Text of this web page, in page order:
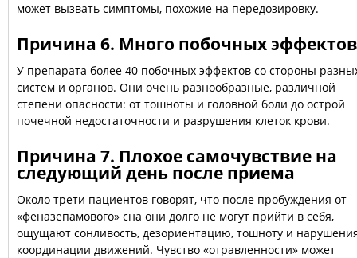
может вызвать симптомы, похожие на передозировку.
Причина 6. Много побочных эффектов
У препарата более 40 побочных эффектов со стороны
систем и органов. Они очень разнообразные, различной
степени опасности: от тошноты и головной боли до острой
почечной недостаточности и разрушения клеток крови.
Причина 7. Плохое самочувствие на
следующий день после приема
Около трети пациентов говорят, что после пробуждения от
«феназепамового» сна они долго не могут прийти в себя,
ощущают сонливость, дезориентацию, тошноту и
координации движений. Чувство «отравленности» может